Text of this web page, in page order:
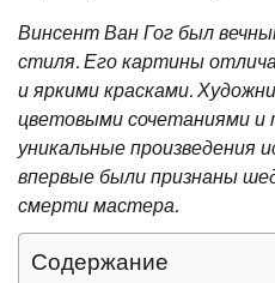
Винсент Ван Гог был
стиля. Его картины
и яркими красками.
цветовыми сочетаниями и
уникальные произведения
впервые были признаны
смерти мастера.
Содержание